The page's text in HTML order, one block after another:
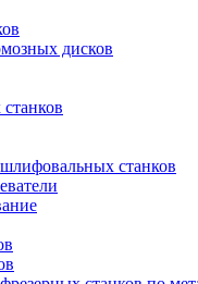
дисков
станков